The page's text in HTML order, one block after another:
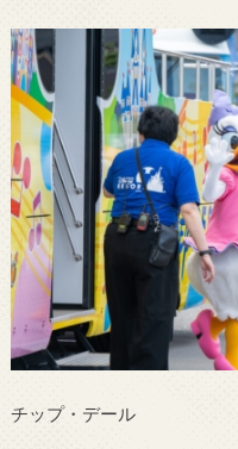
チップ・デール